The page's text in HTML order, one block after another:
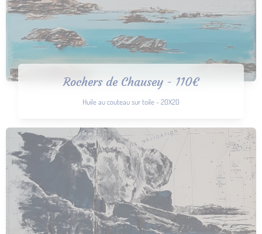
Rochers de Chausey - 110€
Huile au couteau sur toile - 20X20